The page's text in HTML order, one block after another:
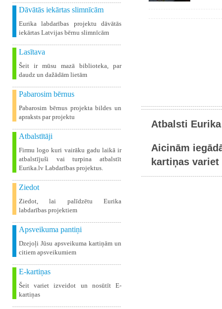
Dāvātās iekārtas slimnīcām
Eurika labdarības projektu dāvātās
iekārtas Latvijas bērnu slimnīcām
Lasītava
Šeit ir mūsu mazā biblioteka, par
daudz un dažādām lietām
Pabarosim bērnus
Pabarosim bērnus projekta bildes un
apraksts par projektu
Atbalstītāji
Firmu logo kuri vairāku gadu laikā ir
atbalstījuši vai turpina atbalstīt
Eurika.lv Labdarības projektus.
Ziedot
Ziedot, lai palīdzētu Eurika
labdarības projektiem
Apsveikuma pantiņi
Dzejoļi Jūsu apsveikuma kartiņām un
citiem apsveikumiem
E-kartiņas
Šeit variet izveidot un nosūtīt E-
kartiņas
Atbalsti
Aicinām
kartiņas variet